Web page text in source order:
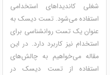
شغلی کاندیداهای استخدامی
استفاده می‌شود. تست دیسک به
عنوان یک تست روانشناسی برای
استخدام نیز کاربرد دارد. در این
مقاله می‌خواهیم به چالش‌های
استفاده از تست دیسک در